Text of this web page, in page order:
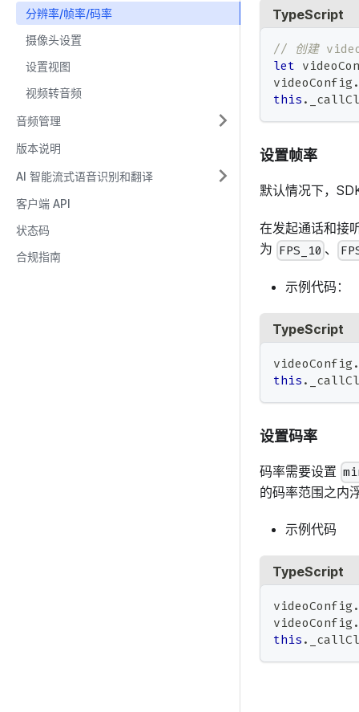
分辨率/帧率/码率
摄像头设置
设置视图
视频转音频
音频管理
版本说明
AI 智能流式语音识别和翻译
客户端 API
状态码
合规指南
TypeScript
// 创建
let
videoConfig .
this .
设置帧率
默认情况下，
在发起通话和接
为 FPS_10 、
示例代码：
TypeScript
videoConfig .
this .
设置码率
码率需要设置
的码率范围之内
示例代码
TypeScript
videoConfig .
videoConfig .
this .